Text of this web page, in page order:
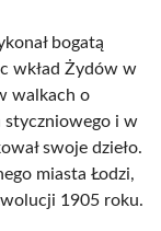
bogatą
wkład Żydów w
walkach o
styczniowego i w
swoje dzieło.
miasta Łodzi,
1905 roku.